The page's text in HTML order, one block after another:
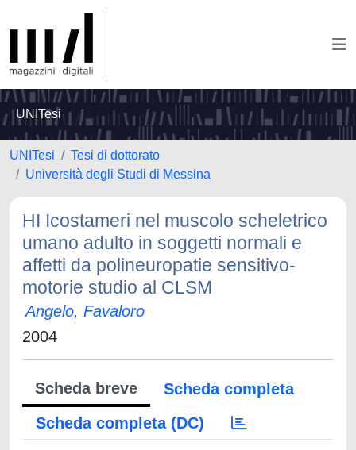
UNITesi
UNITesi
Tesi di dottorato
Università degli Studi di Messina
HI Icostameri nel muscolo scheletrico
umano adulto in soggetti normali e
affetti da polineuropatie sensitivo-
motorie studio al CLSM
Angelo, Favaloro
2004
Scheda breve
Scheda completa
Scheda completa (DC)